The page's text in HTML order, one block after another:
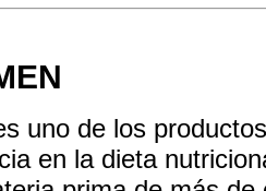
uno de los
en la dieta